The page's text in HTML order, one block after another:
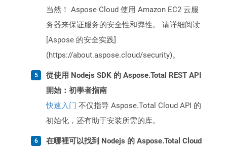
当然！ Aspose Cloud 使用 Amazon EC2 云服
务器来保证服务的安全性和弹性。 请详细阅读
[Aspose 的安全实践]
(https://about.aspose.cloud/security)。
從使用 Nodejs SDK 的 Aspose.Total REST API
開始：初學者指南
快速入门 不仅指导 Aspose.Total Cloud API 的
初始化，还有助于安装所需的库。
在哪裡可以找到 Nodejs 的 Aspose.Total Cloud